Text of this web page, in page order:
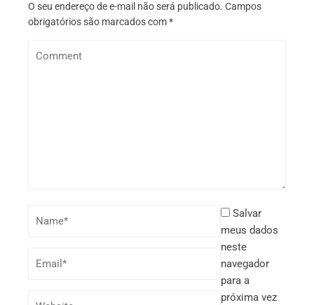
O seu endereço de e-mail não será publicado. Campos
obrigatórios são marcados com*
Salvar
meus dados
neste
navegador
para a
próxima vez